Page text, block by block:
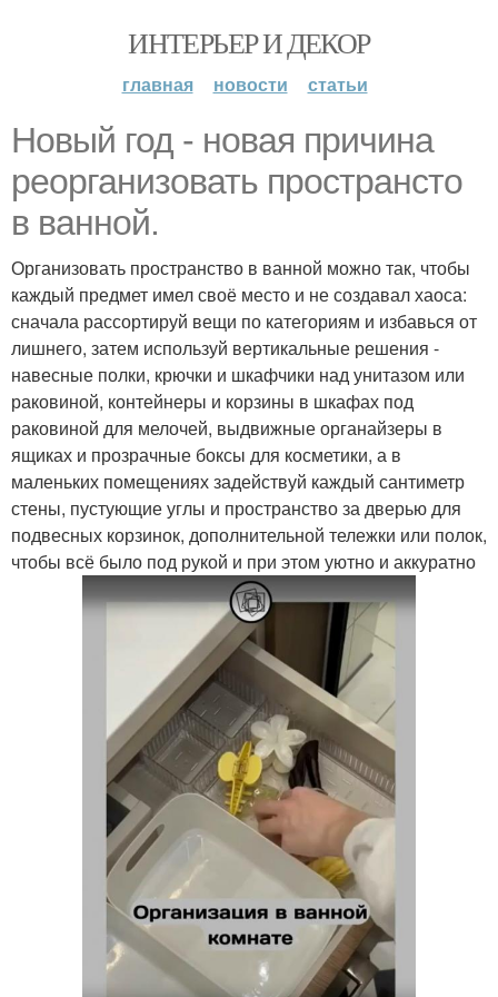
ИНТЕРЬЕР И ДЕКОР
главная новости статьи
Новый год - новая причина
реорганизовать пространсто
в ванной.
Организовать пространство в ванной можно так, чтобы
каждый предмет имел своё место и не создавал хаоса:
сначала рассортируй вещи по категориям и избавься от
лишнего, затем используй вертикальные решения -
навесные полки, крючки и шкафчики над унитазом или
раковиной, контейнеры и корзины в шкафах под
раковиной для мелочей, выдвижные органайзеры в
ящиках и прозрачные боксы для косметики, а в
маленьких помещениях задействуй каждый сантиметр
стены, пустующие углы и пространство за дверью для
подвесных корзинок, дополнительной тележки или полок,
чтобы всё было под рукой и при этом уютно и аккуратно